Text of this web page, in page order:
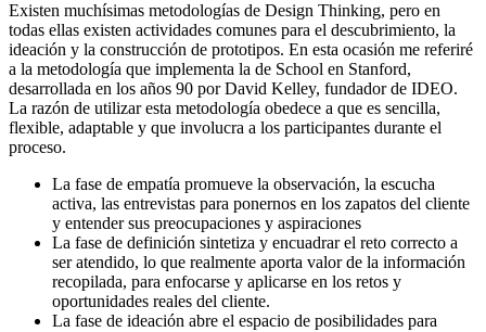
Existen muchísimas metodologías de Design Thinking, pero en
todas ellas existen actividades comunes para el descubrimiento, la
ideación y la construcción de prototipos. En esta ocasión me referiré
a la metodología que implementa la de School en Stanford,
desarrollada en los años 90 por David Kelley, fundador de IDEO.
La razón de utilizar esta metodología obedece a que es sencilla,
flexible, adaptable y que involucra a los participantes durante el
proceso.
La fase de empatía promueve la observación, la escucha
activa, las entrevistas para ponernos en los zapatos del cliente
y entender sus preocupaciones y aspiraciones
La fase de definición sintetiza y encuadrar el reto correcto a
ser atendido, lo que realmente aporta valor de la información
recopilada, para enfocarse y aplicarse en los retos y
oportunidades reales del cliente.
La fase de ideación abre el espacio de posibilidades para